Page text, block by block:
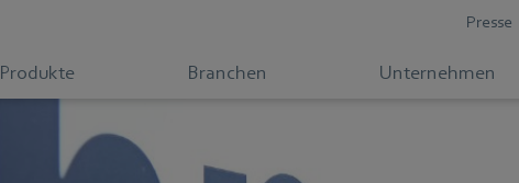
Presse
Produkte Branchen Unternehmen